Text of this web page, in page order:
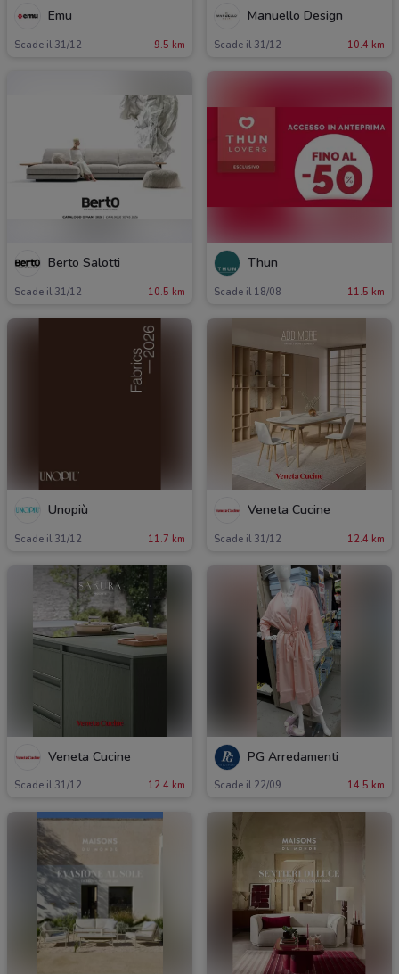
Emu
Scade il 31/12 9.5 km
Manuello Design
Scade il 31/12 10.4 km
Berto Salotti
Scade il 31/12 10.5 km
Thun
Scade il 18/08 11.5 km
Unopiù
Scade il 31/12 11.7 km
Veneta Cucine
Scade il 31/12 12.4 km
Veneta Cucine
Scade il 31/12 12.4 km
PG Arredamenti
Scade il 22/09 14.5 km